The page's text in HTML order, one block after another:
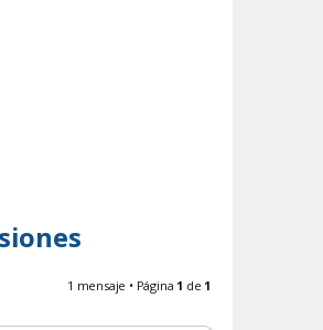
1 mensaje • Página 1 de 1